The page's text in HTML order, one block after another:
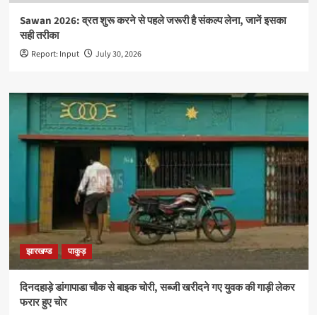
Sawan 2026: व्रत शुरू करने से पहले जरूरी है संकल्प लेना, जानें इसका
सही तरीका
Report: Input July 30, 2026
झारखण्ड पाकुड़
दिनदहाड़े डांगापाडा चौक से बाइक चोरी, सब्जी खरीदने गए युवक की गाड़ी लेकर
फरार हुए चोर